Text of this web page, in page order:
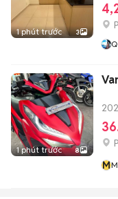
1 phút trước 3
1 phút trước 8
M